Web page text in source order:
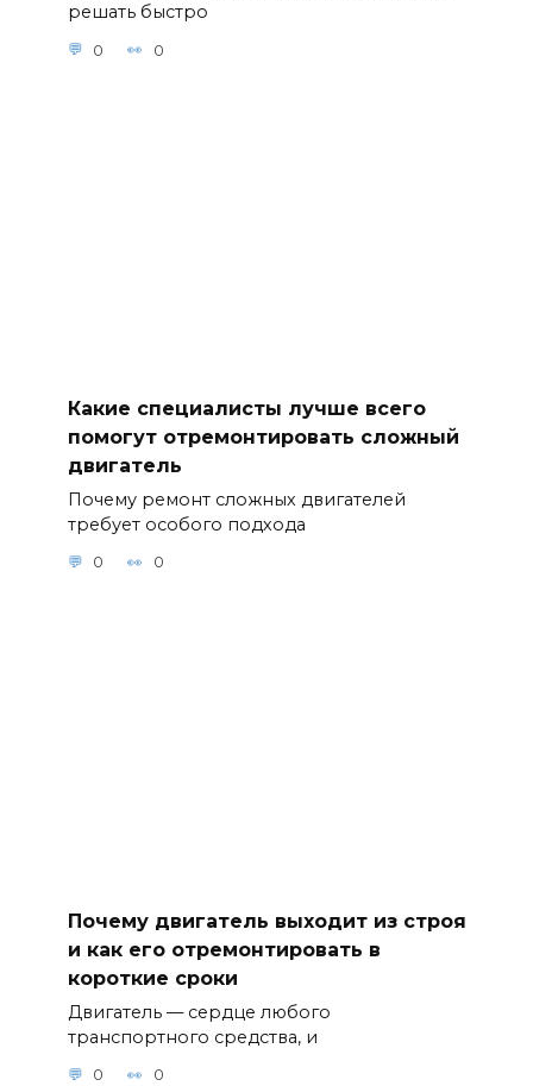
решать быстро
0 0
Какие специалисты лучше всего
помогут отремонтировать сложный
двигатель
Почему ремонт сложных двигателей
требует особого подхода
0 0
Почему двигатель выходит из строя
и как его отремонтировать в
короткие сроки
Двигатель — сердце любого
транспортного средства, и
0 0